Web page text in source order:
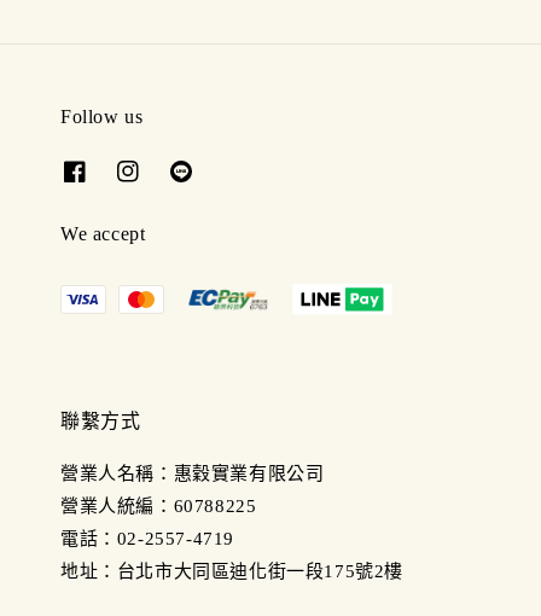
Follow us
We accept
聯繫方式
營業人名稱：惠穀實業有限公司
營業人統編：60788225
電話：02-2557-4719
地址：台北市大同區迪化街一段175號2樓